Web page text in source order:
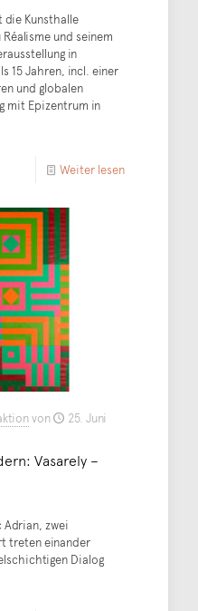
die Kunsthalle
und seinem
in
15 Jahren, incl. einer
und globalen
mit Epizentrum in
Weiter lesen
von
25. Juni
Vasarely –
Adrian, zwei
treten einander
Dialog